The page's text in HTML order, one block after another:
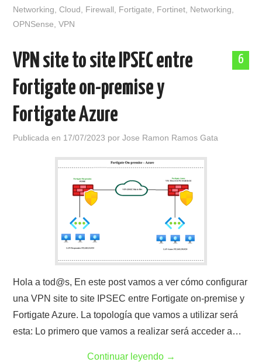
Networking ,Cloud Firewall Fortigate Fortinet Networking
OPNSense ,VPN
6
VPN site to site IPSEC entre
Fortigate on-premise y
Fortigate Azure
Publicada en 17/07/2023 porJose Ramon Ramos Gata
Hola a tod@s, En este post vamos a ver cómo configurar
una VPN site to site IPSEC entre Fortigate on-premise y
Fortigate Azure. La topología que vamos a utilizar será
esta: Lo primero que vamos a realizar será acceder a…
Continuar leyendo →